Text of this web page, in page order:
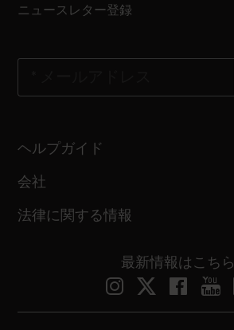
ニュースレター登録
ヘルプガイド
会社
法律に関する情報
最新情報はこちら